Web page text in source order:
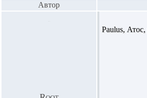
Автор
Paulus, Атос,